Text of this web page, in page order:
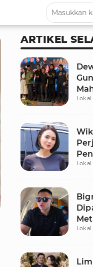
ARTIKEL
Lokal
Lokal
Lokal